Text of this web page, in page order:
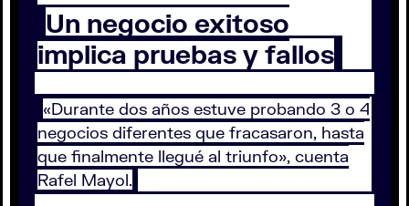
Un negocio exitoso
implica pruebas y fallos
«Durante dos años estuve probando 3 o 4
negocios diferentes que fracasaron, hasta
que finalmente llegué al triunfo», cuenta
Rafel Mayol.